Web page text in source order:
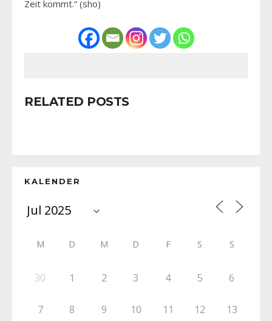
Zeit kommt.“ (sho)
RELATED POSTS
KALENDER
M D M D F S S
30 1 2 3 4 5 6
7 8 9 10 11 12 13